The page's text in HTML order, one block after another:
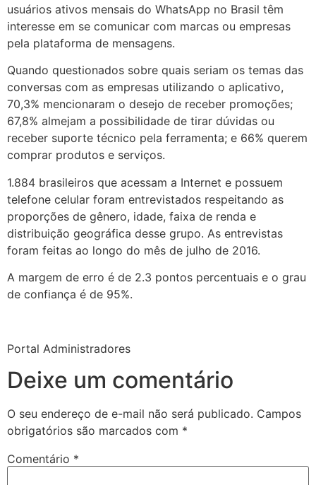
usuários ativos mensais do WhatsApp no Brasil têm
interesse em se comunicar com marcas ou empresas
pela plataforma de mensagens.
Quando questionados sobre quais seriam os temas das
conversas com as empresas utilizando o aplicativo,
70,3% mencionaram o desejo de receber promoções;
67,8% almejam a possibilidade de tirar dúvidas ou
receber suporte técnico pela ferramenta; e 66% querem
comprar produtos e serviços.
1.884 brasileiros que acessam a Internet e possuem
telefone celular foram entrevistados respeitando as
proporções de gênero, idade, faixa de renda e
distribuição geográfica desse grupo. As entrevistas
foram feitas ao longo do mês de julho de 2016.
A margem de erro é de 2.3 pontos percentuais e o grau
de confiança é de 95%.
Portal Administradores
Deixe um comentário
O seu endereço de e-mail não será publicado. Campos
obrigatórios são marcados com *
Comentário *